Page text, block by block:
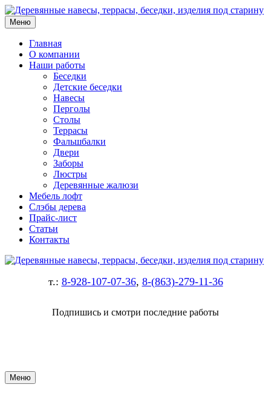
Меню
Главная
О компании
Наши работы
Беседки
Детские беседки
Навесы
Перголы
Столы
Террасы
Фальшбалки
Двери
Заборы
Люстры
Деревянные жалюзи
Мебель лофт
Слэбы дерева
Прайс-лист
Статьи
Контакты
т.: 8-928-107-07-36, 8-(863)-279-11-36
Подпишись и смотри последние работы
Меню